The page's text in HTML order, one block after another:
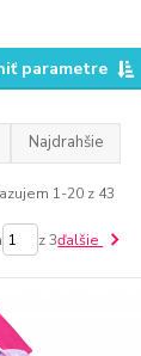
parametre
Najdrahšie
1-20 z 43
z 3ďalšie